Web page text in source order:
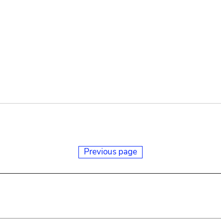
Previous page